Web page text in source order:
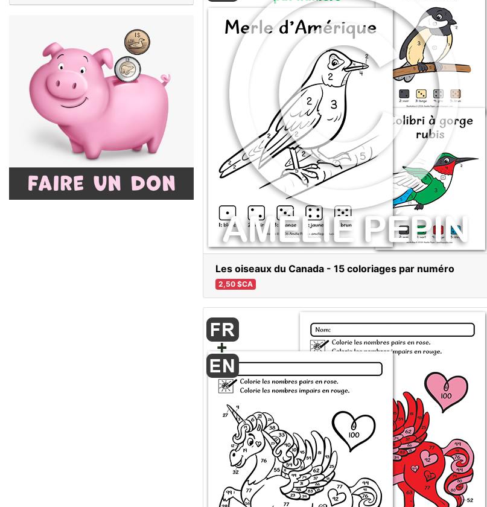
Les oiseaux du Canada - 15 coloriages par numéro
2,50 $CA